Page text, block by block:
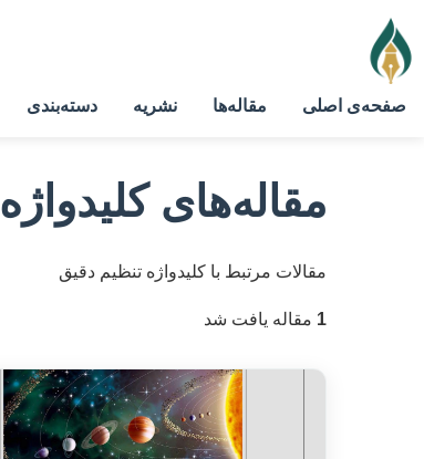
صفحه‌ی اصلی مقاله‌ها نشریه دسته‌بندی
مقاله‌های کلیدواژه
مقالات مرتبط با کلیدواژه تنظیم دقیق
1 مقاله یافت شد